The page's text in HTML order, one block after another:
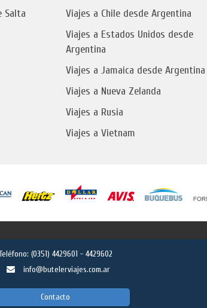
Salta
Viajes a Chile desde Argentina
Viajes a Estados Unidos desde
Argentina
Viajes a Jamaica desde Argentina
Viajes a Nueva Zelanda
Viajes a Rusia
Viajes a Vietnam
(0351) 4429601 - 4429602
info@butelerviajes.com.ar
Contacto